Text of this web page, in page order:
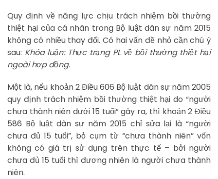
Quy định về năng lực chịu trách nhiệm bồi thường
thiệt hại của cá nhân trong Bộ luật dân sự năm 2015
không có nhiều thay đổi. Có hai vấn đề nhỏ cần chú ý
sau: Khóa luận: Thực trạng PL về bồi thường thiệt hại
ngoài hợp đồng.
Một là, nếu khoản 2 Điều 606 Bộ luật dân sự năm 2005
quy định trách nhiệm bồi thường thiệt hại do “người
chưa thành niên dưới 15 tuổi” gây ra, thì khoản 2 Điều
586 Bộ luật dân sự năm 2015 chỉ sửa lại là “người
chưa đủ 15 tuổi”, bỏ cụm từ “chưa thành niên” vốn
không có giá trị sử dụng trên thực tế – bởi người
chưa đủ 15 tuổi thì đương nhiên là người chưa thành
niên.